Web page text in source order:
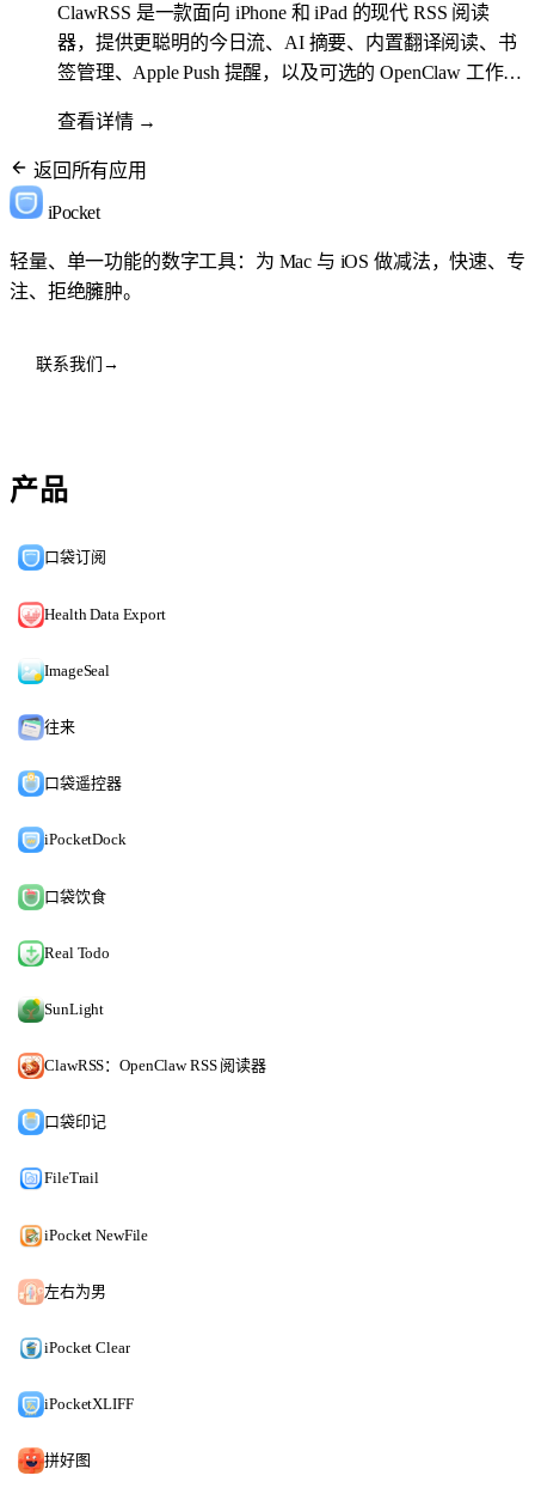
ClawRSS 是一款面向 iPhone 和 iPad 的现代 RSS 阅读
器，提供更聪明的今日流、AI 摘要、内置翻译阅读、书
签管理、Apple Push 提醒，以及可选的 OpenClaw 工作流
查看详情 →
返回所有应用
iPocket
轻量、单一功能的数字工具：为 Mac 与 iOS 做减法，快速、专
注、拒绝臃肿。
联系我们 →
产品
口袋订阅
Health Data Export
ImageSeal
往来
口袋遥控器
iPocketDock
口袋饮食
Real Todo
SunLight
ClawRSS：OpenClaw RSS 阅读器
口袋印记
FileTrail
iPocket NewFile
左右为男
iPocket Clear
iPocketXLIFF
拼好图